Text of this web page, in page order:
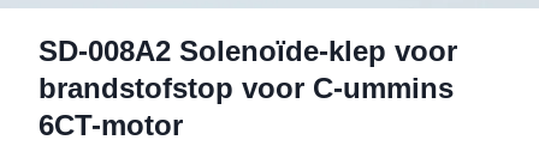
SD-008A2 Solenoïde-klep voor
brandstofstop voor C-ummins
6CT-motor